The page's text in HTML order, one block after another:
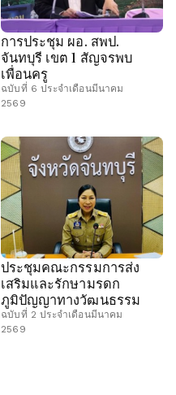
การประชุม ผอ. สพป.
จันทบุรี เขต 1 สัญจรพบ
เพื่อนครู
ฉบับที่ 6 ประจำเดือนมีนาคม
2569
ประชุมคณะกรรมการส่ง
เสริมและรักษามรดก
ภูมิปัญญาทางวัฒนธรรม
ฉบับที่ 2 ประจำเดือนมีนาคม
2569